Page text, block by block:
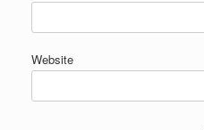
Website